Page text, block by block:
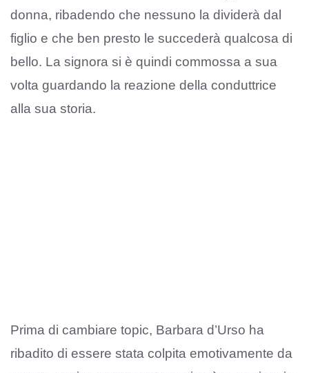
donna, ribadendo che nessuno la dividerà dal
figlio e che ben presto le succederà qualcosa di
bello. La signora si è quindi commossa a sua
volta guardando la reazione della conduttrice
alla sua storia.
Prima di cambiare topic, Barbara d’Urso ha
ribadito di essere stata colpita emotivamente da